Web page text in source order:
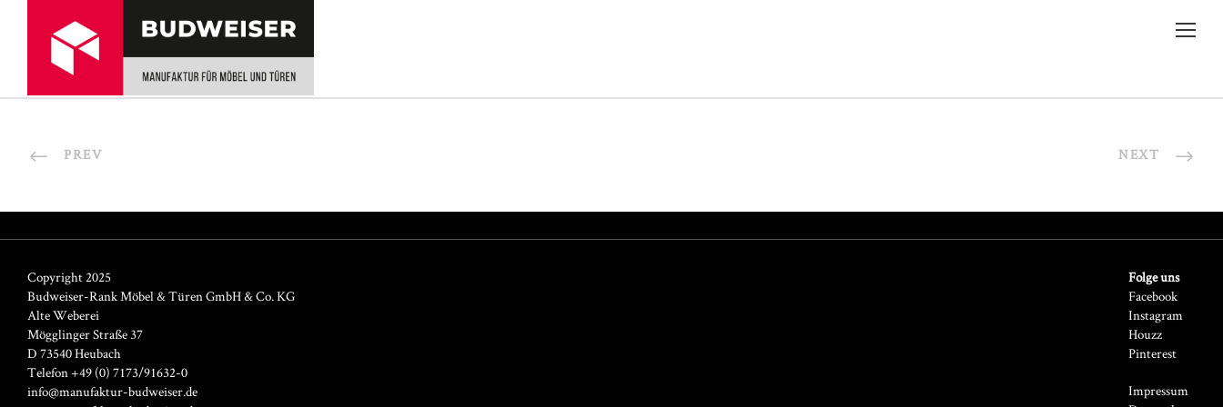
von der Stange
PREV NEXT
Copyright 2025
Budweiser-Rank Möbel & Türen GmbH & Co. KG
Alte Weberei
Mögglinger Straße 37
D 73540 Heubach
Telefon +49 (0) 7173/91632-0
info@manufaktur-budweiser.de
Folge uns
Facebook
Instagram
Houzz
Pinterest
Impressum